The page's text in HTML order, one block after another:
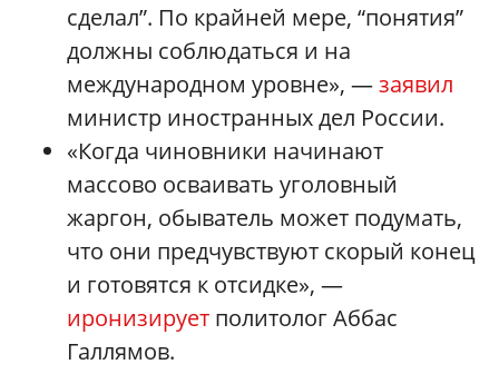
сделал”. По крайней мере, “понятия”
должны соблюдаться и на
международном уровне», —заявил
министр иностранных дел России.
«Когда чиновники начинают
массово осваивать уголовный
жаргон, обыватель может подумать,
что они предчувствуют скорый конец
и готовятся к отсидке», —
иронизирует политолог Аббас
Галлямов.